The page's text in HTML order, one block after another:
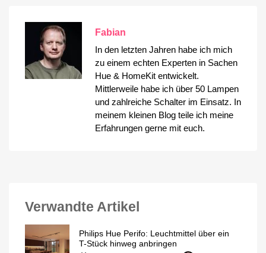
Fabian
In den letzten Jahren habe ich mich
zu einem echten Experten in Sachen
Hue & HomeKit entwickelt.
Mittlerweile habe ich über 50 Lampen
und zahlreiche Schalter im Einsatz. In
meinem kleinen Blog teile ich meine
Erfahrungen gerne mit euch.
Verwandte Artikel
Philips Hue Perifo: Leuchtmittel über ein
T-Stück hinweg anbringen